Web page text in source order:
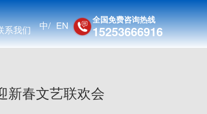
系我们 中/ EN 全国免费咨询热线
15253666916
新春文艺联欢会